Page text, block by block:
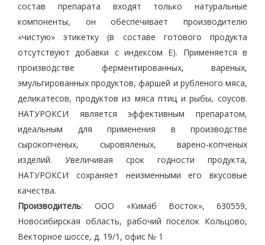
состав препарата входят только натуральные
компоненты, он обеспечивает производителю
«чистую» этикетку (в составе готового продукта
отсутствуют добавки с индексом Е). Применяется в
производстве ферментированных, вареных,
эмульгированных продуктов, фаршей и рубленого мяса,
деликатесов, продуктов из мяса птиц и рыбы, соусов.
НАТУРОКСИ является эффективным препаратом,
идеальным для применения в производстве
сырокопченых, сыровяленых, варено-копченых
изделий. Увеличивая срок годности продукта,
НАТУРОКСИ сохраняет неизменными его вкусовые
качества.
Производитель: ООО «Кимаб Восток», 630559,
Новосибирская область, рабочий поселок Кольцово,
Векторное шоссе, д. 19/1, офис № 1